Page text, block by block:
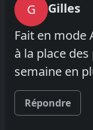
G
Gilles
Fait en mode
à la place
semaine en
Répondre